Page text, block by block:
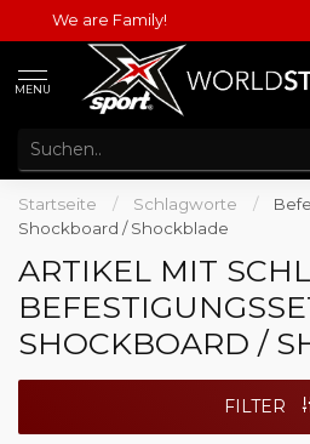
We are Family!
MENU
Startseite / Schlagworte /
Shockboard / Shockblade
ARTIKEL MIT
SHOCKBOARD /
FILTER